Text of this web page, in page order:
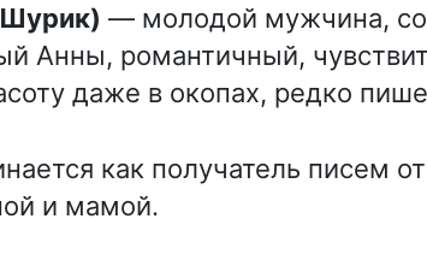
— молодой мужчина,
Анны, романтичный,
даже в окопах, редко
как получатель писем
и мамой.